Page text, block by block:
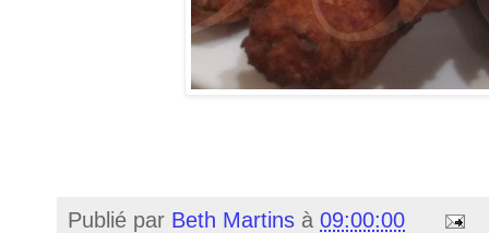
Publié par Beth Martins à 09:00:00